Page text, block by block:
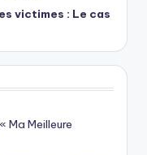
victimes : Le cas
Ma Meilleure